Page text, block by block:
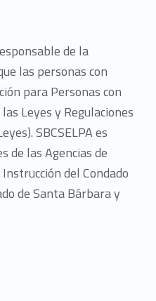
de la
las personas con
para Personas con
Leyes y Regulaciones
SBCSELPA es
de las Agencias de
del Condado
de Santa Bárbara y